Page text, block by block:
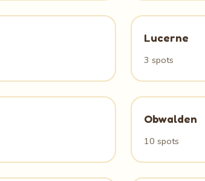
Lucerne
3 spots
Obwalden
10 spots